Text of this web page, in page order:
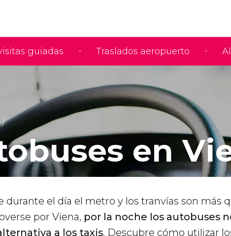
guiadas Traslados aeropuerto
en
durante el día el metro y los tranvías son más
por Viena, por la noche los autobuses
a los taxis. Descubre cómo utilizar